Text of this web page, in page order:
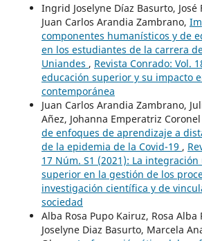
Ingrid Joselyne Díaz Basurto,
Juan Carlos Arandia Zambrano,
componentes humanísticos y de
en los estudiantes de la carrera
Uniandes , Revista Conrado: Vol.
educación superior y su impacto
contemporánea
Juan Carlos Arandia Zambrano,
Añez, Johanna Emperatriz Coronel
de enfoques de aprendizaje a
de la epidemia de la Covid-19 ,
17 Núm. S1 (2021): La
superior en la gestión de los
investigación científica y de
sociedad
Alba Rosa Pupo Kairuz, Rosa
Joselyne Diaz Basurto, Marcela